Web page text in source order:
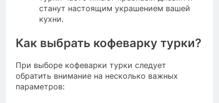
станут настоящим украшением вашей
кухни.
Как выбрать кофеварку турки?
При выборе кофеварки турки следует
обратить внимание на несколько важных
параметров: